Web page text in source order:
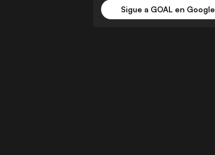
Sigue a GOAL en Google